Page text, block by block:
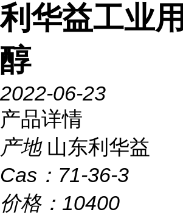
利华益工业
醇
2022-06-23
产品详情
产地 山东利华益
Cas： 71-36-3
价格： 10400